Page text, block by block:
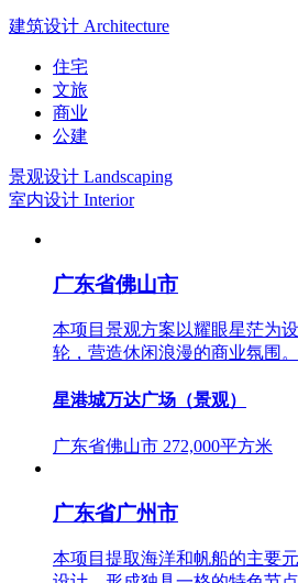
建筑设计 Architecture
住宅
文旅
商业
公建
景观设计 Landscaping
室内设计 Interior
广东省佛山市
本项目景观方案以耀眼星茫为
轮，营造休闲浪漫的商业氛围。
星港城万达广场（景观）
广东省佛山市 272,000平方米
广东省广州市
本项目提取海洋和帆船的主要